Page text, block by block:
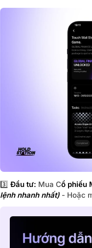
3️⃣ Đầu tư: Mua Cổ phiếu
lệnh nhanh nhất) - Hoặc